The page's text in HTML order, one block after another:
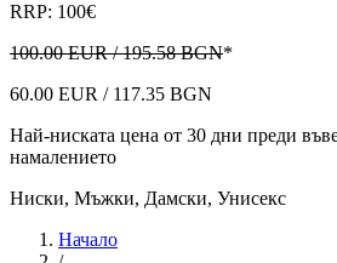
RRP: 100€
100.00 EUR / 195.58 BGN*
60.00 EUR / 117.35 BGN
Най-ниската цена от 30 дни преди
намалението
Ниски, Мъжки, Дамски, Унисекс
Начало